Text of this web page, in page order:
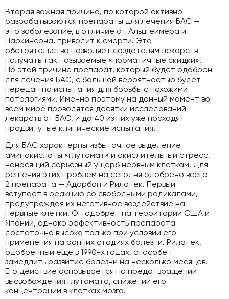
Вторая важная причина, по которой активно
разрабатываются препараты для лечения БАС —
это заболевание, в отличие от Альцгеймера и
Паркинсона, приводит к смерти. Это
обстоятельство позволяет создателям лекарств
получать так называемые «норматичные скидки».
По этой причине препарат, который будет одобрен
для лечения БАС, с большой вероятностью будет
передан на испытания для борьбы с похожими
патологиями. Именно поэтому на данный момент во
всем мире проводятся десятки исследований
лекарств от БАС, и до 40 из них уже проходят
продвинутые клинические испытания.
Для БАС характерны избыточное выделение
аминокислоты «глутамат» и окислительный стресс,
наносящий серьезный ущерб нервным клеткам. Для
решения этих проблем на сегодня одобрено всего
2 препарата — Адарбон и Рилотек. Первый
вступает в реакцию со свободными радикалами,
предупреждая их негативное воздействие на
нервные клетки. Он одобрен на территории США и
Японии, однако эффективность препарата
достаточно высока только при условии его
применения на ранних стадиях болезни. Рилотек,
одобренный еще в 1990-х годах, способен
замедлить развитие болезни на несколько месяцев.
Его действие основывается на предотвращении
высвобождения глутамата, снижении его
концентрации в клетках мозга.